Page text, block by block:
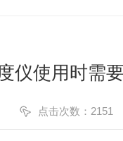
仪使用时需
点击次数：2151